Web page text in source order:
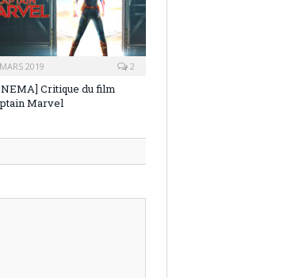
2019 2
Critique du film
Marvel